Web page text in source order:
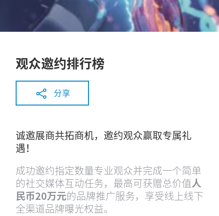
观众邀约排行榜
分享
诚邀展商共拓商机，邀约观众赢取专属礼
遇！
成功邀约指定数量专业观众并完成一个简单
的社交媒体互动任务，最高可获赠总价值人
民币20万元的品牌推广服务，享受线上线下
全渠道品牌曝光权益。